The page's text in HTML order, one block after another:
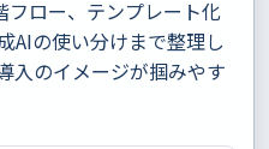
ロー、テンプレート化
AIの使い分けまで整理し
入のイメージが掴みやす